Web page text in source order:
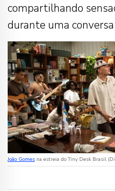
compartilhando
durante uma
João Gomes na estreia do Tiny Desk Brasil